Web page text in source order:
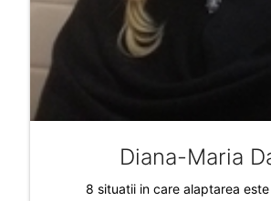
Diana-Maria
8 situatii in care alaptarea